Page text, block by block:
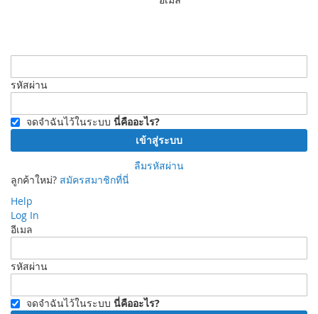
รหัสผ่าน
จดจำฉันไว้ในระบบ นี่คืออะไร?
เข้าสู่ระบบ
ลืมรหัสผ่าน
ลูกค้าใหม่? สมัครสมาชิกที่นี่
Help
Log In
อีเมล
รหัสผ่าน
จดจำฉันไว้ในระบบ นี่คืออะไร?